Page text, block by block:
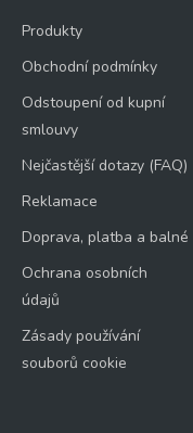
Produkty
Obchodní podmínky
Odstoupení od kupní
smlouvy
Nejčastější dotazy (FAQ)
Reklamace
Doprava, platba a balné
Ochrana osobních
údajů
Zásady používání
souborů cookie